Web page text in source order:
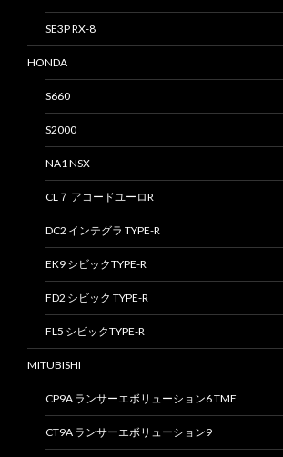
SE3P RX-8
HONDA
S660
S2000
NA1 NSX
CL７ アコードユーロR
DC2 インテグラ TYPE-R
EK9 シビックTYPE-R
FD2 シビック TYPE-R
FL5 シビックTYPE-R
MITUBISHI
CP9A ランサーエボリューション6 TME
CT9A ランサーエボリューション9